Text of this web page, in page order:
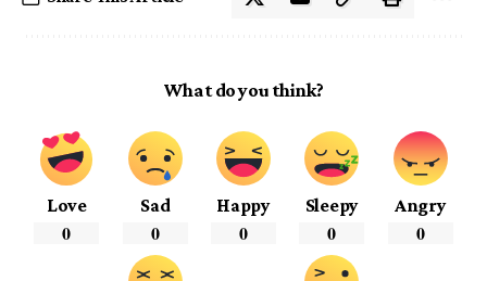
What do you think?
Love
0
Sad
0
Happy
0
Sleepy
0
Angry
0